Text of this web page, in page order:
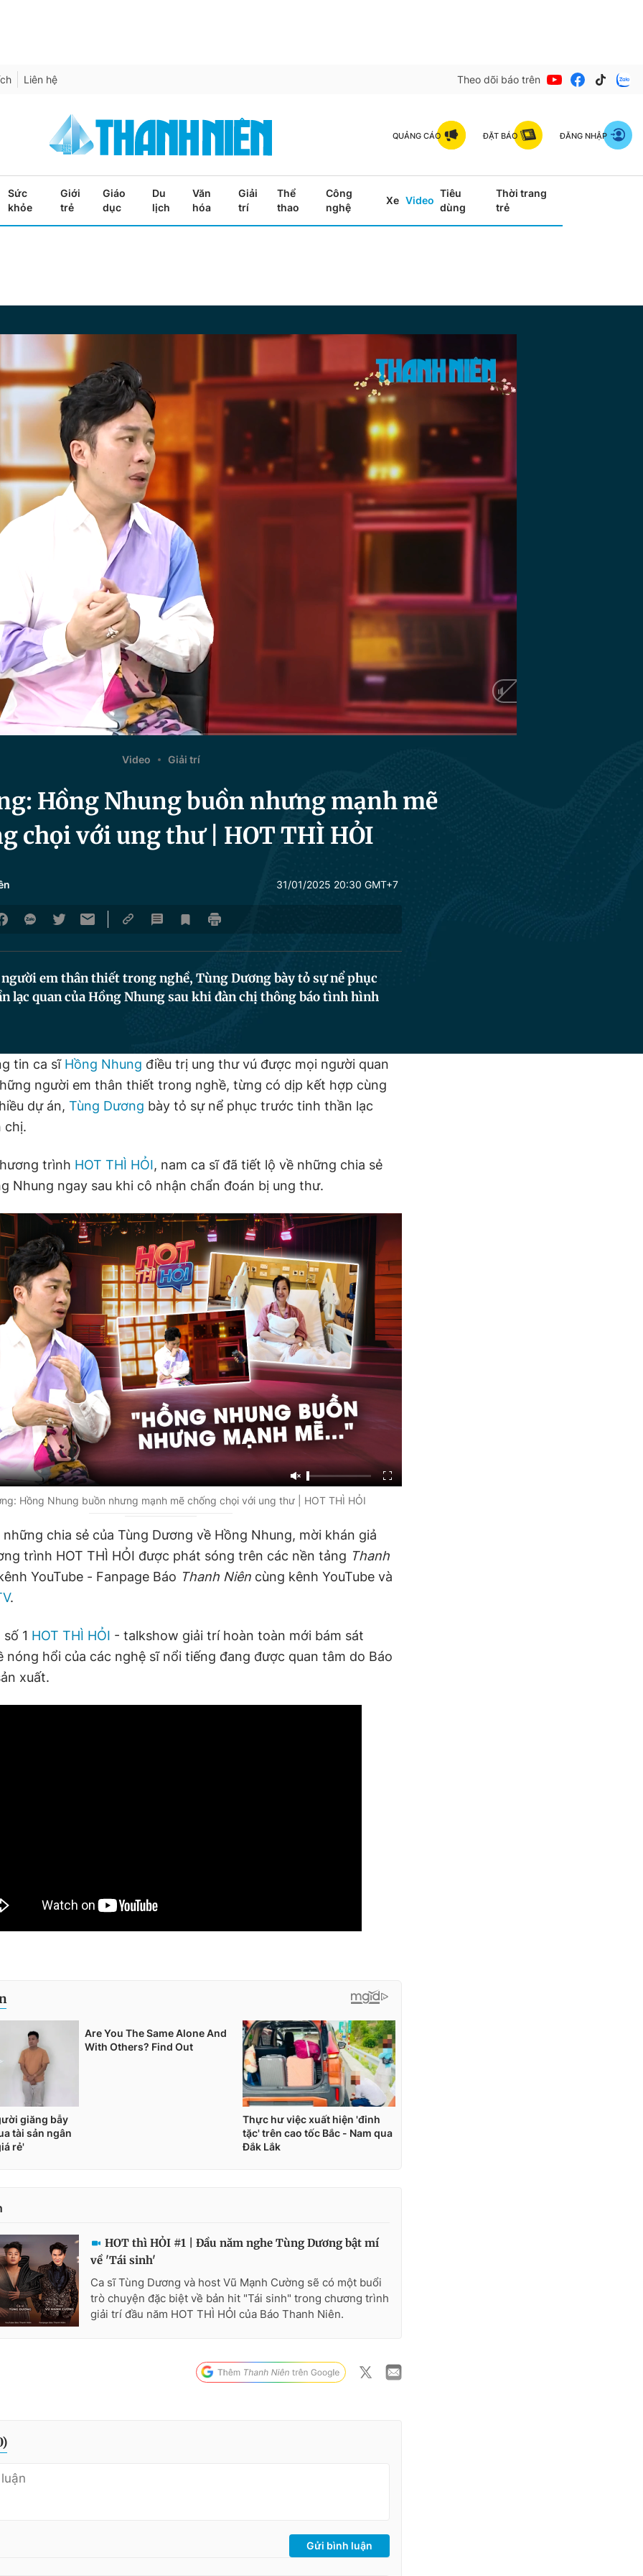
Liên hệ Theo dõi báo trên
QUẢNG CÁO ĐẶT BÁO ĐĂNG NHẬP
Sức
khỏe
Giới
trẻ
Giáo
dục
Du
lịch
Văn
hóa
Giải
trí
Thể
thao
Công
nghệ
Xe Video
Tiêu
dùng
Thời trang
trẻ
Video Giải trí
Hồng Nhung buồn nhưng mạnh mẽ
chọi với ung thư | HOT THÌ HỎI
31/01/2025 20:30 GMT+7
em thân thiết trong nghề, Tùng Dương bày tỏ sự nể phục
lạc quan của Hồng Nhung sau khi đàn chị thông báo tình hình
tin ca sĩ Hồng Nhung điều trị ung thư vú được mọi người quan
người em thân thiết trong nghề, từng có dịp kết hợp cùng
dự án, Tùng Dương bày tỏ sự nể phục trước tinh thần lạc
chị.
trình HOT THÌ HỎI, nam ca sĩ đã tiết lộ về những chia sẻ
Nhung ngay sau khi cô nhận chẩn đoán bị ung thư.
Hồng Nhung buồn nhưng mạnh mẽ chống chọi với ung thư | HOT THÌ HỎI
chia sẻ của Tùng Dương về Hồng Nhung, mời khán giả
trình HOT THÌ HỎI được phát sóng trên các nền tảng Thanh
YouTube - Fanpage Báo Thanh Niên cùng kênh YouTube và
.
1 HOT THÌ HỎI - talkshow giải trí hoàn toàn mới bám sát
nóng hổi của các nghệ sĩ nổi tiếng đang được quan tâm do Báo
xuất.
HOT thì HỎI #1 | Đầu năm nghe Tùng Dương bật mí
về 'Tái sinh'
Ca sĩ Tùng Dương và host Vũ Mạnh Cường sẽ có một buổi
trò chuyện đặc biệt về bản hit "Tái sinh" trong chương trình
giải trí đầu năm HOT THÌ HỎI của Báo Thanh Niên.
)
Gửi bình luận